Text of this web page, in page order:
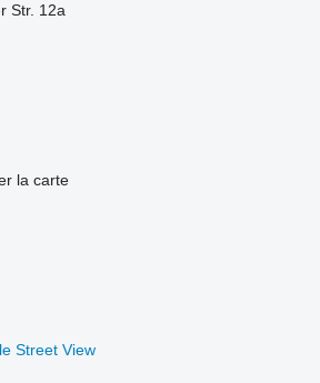
Str. 12a
la carte
Street View